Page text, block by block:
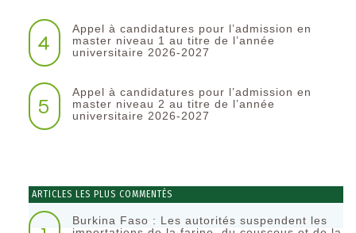
4
Appel à candidatures pour l’admission en
master niveau 1 au titre de l’année
universitaire 2026-2027
5
Appel à candidatures pour l’admission en
master niveau 2 au titre de l’année
universitaire 2026-2027
ARTICLES LES PLUS COMMENTÉS
Burkina Faso : Les autorités suspendent les